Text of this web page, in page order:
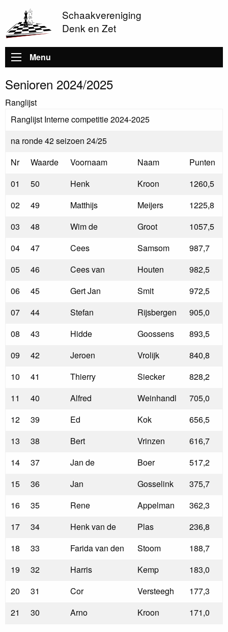
Schaakvereniging
Denk en Zet
Hoofdnavigatie
Menu
Senioren 2024/2025
Ranglijst
Ranglijst Interne competitie 2024-2025
na ronde 42 seizoen 24/25
Nr
Waarde Voornaam Naam
Punten
01
50 Henk Kroon
1260,5
02
49 Matthijs Meijers
1225,8
03
48 Wim de Groot
1057,5
04
47 Cees Samsom
987,7
05
46 Cees van Houten
982,5
06
45 Gert Jan Smit
972,5
07
44 Stefan Rijsbergen
905,0
08
43 Hidde Goossens
893,5
09
42 Jeroen Vrolijk
840,8
10
41 Thierry Siecker
828,2
11
40 Alfred Weinhandl
705,0
12
39 Ed Kok
656,5
13
38 Bert Vrinzen
616,7
14
37 Jan de Boer
517,2
15
36 Jan Gosselink
375,7
16
35 Rene Appelman
362,3
17
34 Henk van de Plas
236,8
18
33 Farida van den Stoom
188,7
19
32 Harris Kemp
183,0
20
31 Cor Versteegh
177,3
21
30 Arno Kroon 171,0